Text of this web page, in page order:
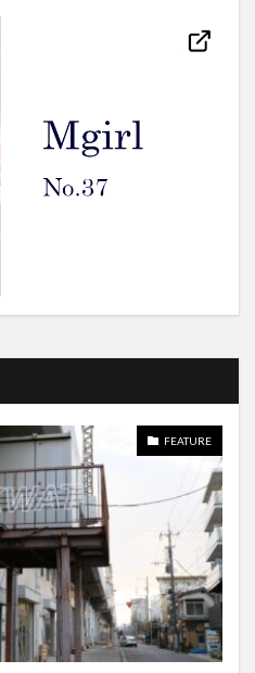
FEATURE